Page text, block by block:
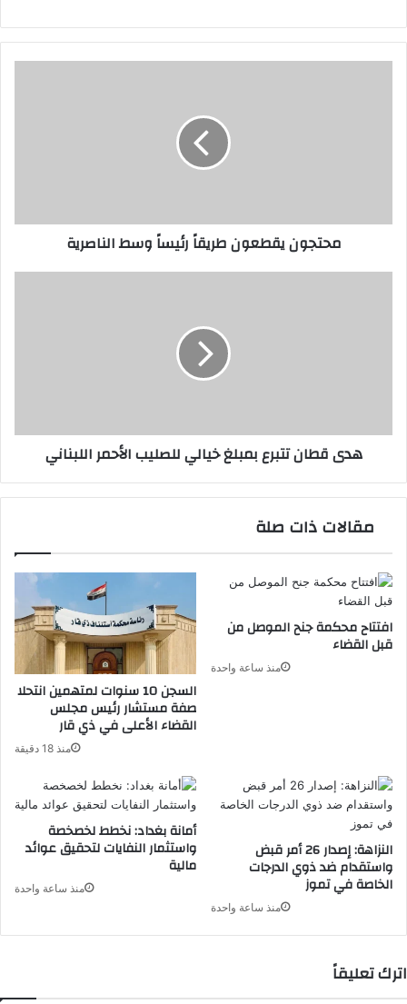
محتجون يقطعون طريقاً رئيساً وسط الناصرية
هدى قطان تتبرع بمبلغ خيالي للصليب الأحمر اللبناني
مقالات ذات صلة
السجن 10 سنوات لمتهمين انتحلا
صفة مستشار رئيس مجلس
القضاء الأعلى في ذي قار
منذ 18 دقيقة
افتتاح محكمة جنح الموصل من
قبل القضاء
منذ ساعة واحدة
أمانة بغداد: نخطط لخصخصة
واستثمار النفايات لتحقيق عوائد
مالية
منذ ساعة واحدة
النزاهة: إصدار 26 أمر قبض
واستقدام ضد ذوي الدرجات
الخاصة في تموز
منذ ساعة واحدة
اترك تعليقاً